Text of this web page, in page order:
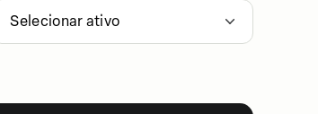
Selecionar ativo